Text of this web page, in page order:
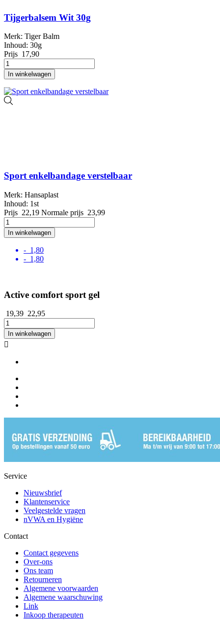
Tijgerbalsem Wit 30g
Merk: Tiger Balm
Inhoud: 30g
Prijs 17,90
In winkelwagen
Sport enkelbandage verstelbaar
Merk: Hansaplast
Inhoud: 1st
Prijs 22,19 Normale prijs 23,99
In winkelwagen
- 1,80
- 1,80
Active comfort sport gel
19,39 22,95
In winkelwagen

Service
Nieuwsbrief
Klantenservice
Veelgestelde vragen
nVWA en Hygiëne
Contact
Contact gegevens
Over-ons
Ons team
Retourneren
Algemene voorwaarden
Algemene waarschuwing
Link
Inkoop therapeuten